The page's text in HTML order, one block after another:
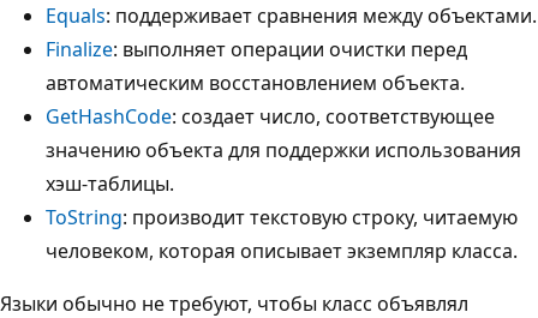
Equals: поддерживает сравнения между объектами.
Finalize: выполняет операции очистки перед
автоматическим восстановлением объекта.
GetHashCode: создает число, соответствующее
значению объекта для поддержки использования
хэш-таблицы.
ToString: производит текстовую строку, читаемую
человеком, которая описывает экземпляр класса.
Языки обычно не требуют, чтобы класс объявлял